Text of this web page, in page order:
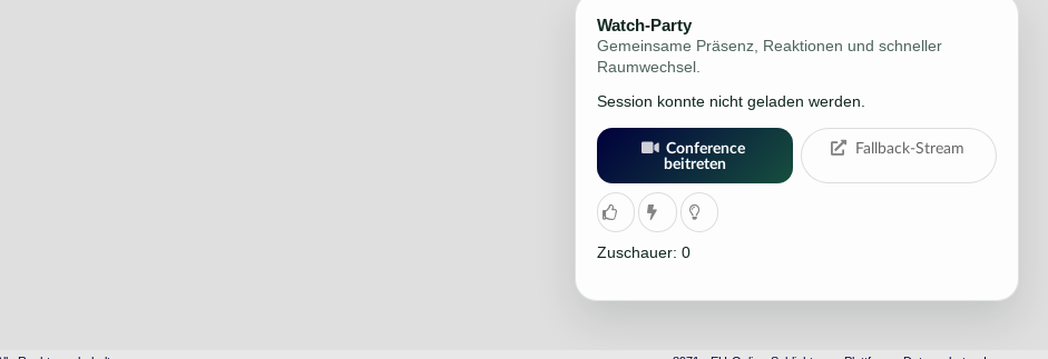
Watch-Party
Gemeinsame Präsenz, Reaktionen und schneller
Raumwechsel.
Session konnte nicht geladen werden.
Conference
beitreten
Fallback-Stream
Zuschauer: 0